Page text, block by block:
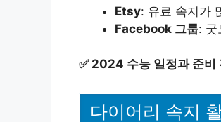
Etsy: 유료 속지가
Facebook 그룹: 굿
✅ 2024 수능 일정과 준비
다이어리 속지